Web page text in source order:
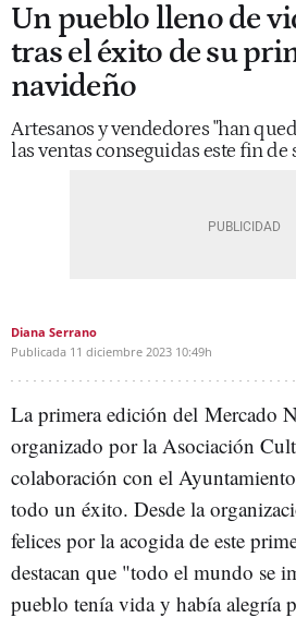
Un pueblo lleno de
tras el éxito de su
navideño
Artesanos y vendedores "han
las ventas conseguidas este fin
Diana Serrano
Publicada 11 diciembre 2023 10:49h
La primera edición del Mercado
organizado por la Asociación
colaboración con el
todo un éxito. Desde la
felices por la acogida de este
destacan que "todo el mundo se
pueblo tenía vida y había alegría